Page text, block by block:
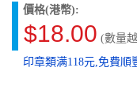
價格(港幣):
$18.00 (數量
印章類满118元,免費順